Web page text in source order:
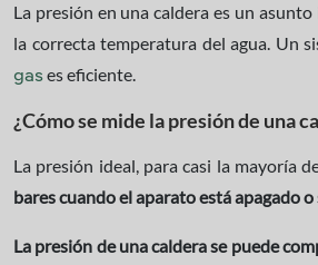
La presión en una caldera es un
la correcta temperatura del agua. Un
gases eficiente.
¿Cómo se mide la presión de una
La presión ideal, para casi la mayoría
bares cuando el aparato está apagado
La presión de una caldera se puede